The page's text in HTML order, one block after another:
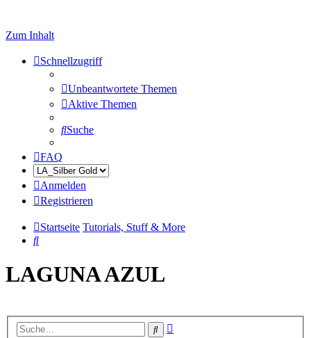
Zum Inhalt
Schnellzugriff
Unbeantwortete Themen
Aktive Themen
Suche
FAQ
Anmelden
Registrieren
Startseite Tutorials, Stuff & More
Suche
LAGUNA AZUL
Suche